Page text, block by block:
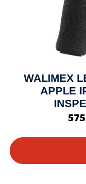
WALIMEX
APPLE